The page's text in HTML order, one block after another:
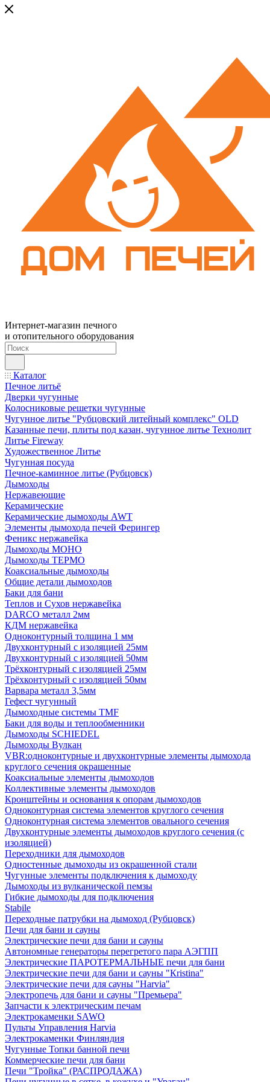
Интернет-магазин печного
и отопительного оборудования
Каталог
Печное литьё
Дверки чугунные
Колосниковые решетки чугунные
Чугунное литье "Рубцовский литейный комплекс" OLD
Казанные печи, плиты под казан, чугунное литье Технолит
Литье Fireway
Художественное Литье
Чугунная посуда
Печное-каминное литье (Рубцовск)
Дымоходы
Нержавеющие
Керамические
Керамические дымоходы AWT
Элементы дымохода печей Ферингер
Феникс нержавейка
Дымоходы МОНО
Дымоходы ТЕРМО
Коаксиальные дымоходы
Общие детали дымоходов
Баки для бани
Теплов и Сухов нержавейка
DARCO металл 2мм
КДМ нержавейка
Одноконтурный толщина 1 мм
Двухконтурный с изоляцией 25мм
Двухконтурный с изоляцией 50мм
Трёхконтурный с изоляцией 25мм
Трёхконтурный с изоляцией 50мм
Варвара металл 3,5мм
Гефест чугунный
Дымоходные системы TMF
Баки для воды и теплообменники
Дымоходы SCHIEDEL
Дымоходы Вулкан
VBR:одноконтурные и двухконтурные элементы дымохода
круглого сечения окрашенные
Коаксиальные элементы дымоходов
Коллективные элементы дымоходов
Кронштейны и основания к опорам дымоходов
Одноконтурная система элементов круглого сечения
Одноконтурная система элементов овального сечения
Двухконтурные элементы дымоходов круглого сечения (с
изоляцией)
Переходники для дымоходов
Одностенные дымоходы из окрашенной стали
Чугунные элементы подключения к дымоходу
Дымоходы из вулканической пемзы
Гибкие дымоходы для подключения
Stabile
Переходные патрубки на дымоход (Рубцовск)
Печи для бани и сауны
Электрические печи для бани и сауны
Автономные генераторы перегретого пара АЭГПП
Электрические ПАРОТЕРМАЛЬНЫЕ печи для бани
Электрические печи для бани и сауны "Кristina"
Электрические печи для сауны "Harvia"
Электропечь для бани и сауны "Премьера"
Запчасти к электрическим печам
Электрокаменки SAWO
Пульты Управления Harvia
Электрокаменки Финляндия
Чугунные Топки банной печи
Коммерческие печи для бани
Печи "Тройка" (РАСПРОДАЖА)